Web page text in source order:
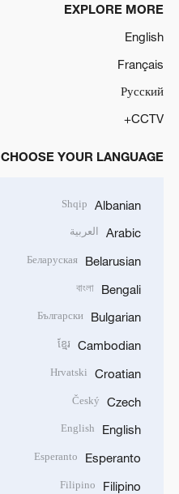
EXPLORE MORE
English
Français
Русский
CCTV+
CHOOSE YOUR LANGUAGE
Albanian
Shqip
Arabic العربية
Belarusian
Беларуская
Bengali
বাংলা
Bulgarian
Български
Cambodian
ខ្មែរ
Croatian
Hrvatski
Czech
Český
English
English
Esperanto
Esperanto
Filipino
Filipino